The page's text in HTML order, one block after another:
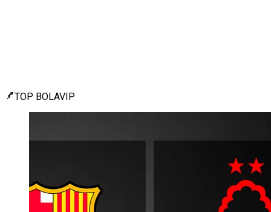
TOP BOLAVIP